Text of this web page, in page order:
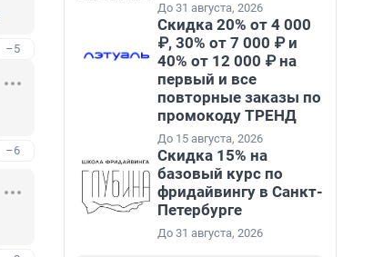
–5
–6
До 31 августа, 2026
Скидка 20% от 4 000
₽, 30% от 7 000 ₽ и
40% от 12 000 ₽ на
первый и все
повторные заказы по
промокоду ТРЕНД
До 15 августа, 2026
Скидка 15% на
базовый курс по
фридайвингу в Санкт-
Петербурге
До 31 августа, 2026